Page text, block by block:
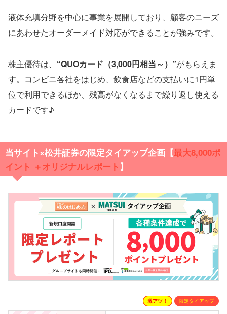
液体充填分野を中心に事業を展開しており、顧客のニーズ
にあわせたオーダーメイド対応ができることが強みです。
株主優待は、 “QUOカード（3,000円相当～）”がもらえま
す。コンビニ各社をはじめ、飲食店などの支払いに1円単
位で利用できるほか、残高がなくなるまで繰り返し使える
カードです♪
当サイト×松井証券の限定タイアップ企画【最大8,000ポ
イント ＋オリジナルレポート 】
激アツ！ 限定タイアップ